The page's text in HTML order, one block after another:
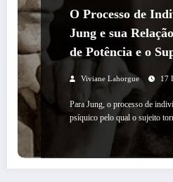
O Processo de
Jung e sua
de Potência e o
Viviane Lahorgue 17
Para Jung, o processo de
psíquico pelo qual o sujeito